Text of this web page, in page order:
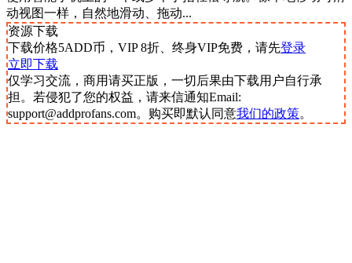
动视图一样，自然地滑动、拖动...
资源下载
下载价格5ADD币，VIP 8折、终身VIP免费，请先登录
立即下载
仅学习交流，商用请买正版，一切后果由下载用户自行承
担。若侵犯了您的权益，请来信通知Email:
support@addprofans.com。购买即默认同意我们的政策。